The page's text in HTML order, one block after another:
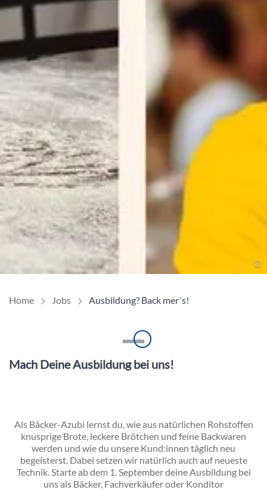
Home Jobs Ausbildung? Back mer´s!
Mach Deine Ausbildung bei uns!
Inhalt
Als Bäcker-Azubi lernst du, wie aus natürlichen Rohstoffen
knusprige Brote, leckere Brötchen und feine Backwaren
werden und wie du unsere Kund:innen täglich neu
begeisterst. Dabei setzen wir natürlich auch auf neueste
Technik. Starte ab dem 1. September deine Ausbildung bei
uns als Bäcker, Fachverkäufer oder Konditor